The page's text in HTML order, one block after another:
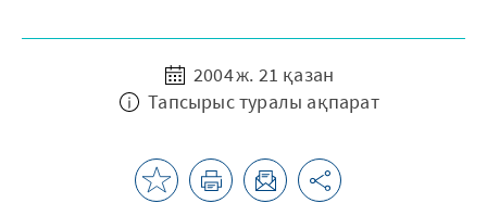
2004 ж. 21 қазан
Тапсырыс туралы ақпарат